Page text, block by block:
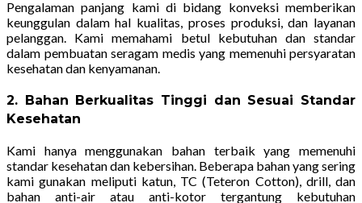
Pengalaman panjang kami di bidang konveksi memberikan
keunggulan dalam hal kualitas, proses produksi, dan layanan
pelanggan. Kami memahami betul kebutuhan dan standar
dalam pembuatan seragam medis yang memenuhi persyaratan
kesehatan dan kenyamanan.
2. Bahan Berkualitas Tinggi dan Sesuai Standar
Kesehatan
Kami hanya menggunakan bahan terbaik yang memenuhi
standar kesehatan dan kebersihan. Beberapa bahan yang sering
kami gunakan meliputi katun, TC (Teteron Cotton), drill, dan
bahan anti-air atau anti-kotor tergantung kebutuhan